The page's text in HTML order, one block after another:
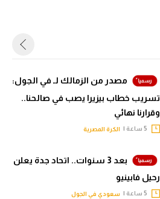
مصدر من الزمالك لـ في الجول:
تسريب خطاب بيزيرا يصب في صالحنا..
وقرارنا نهائي
الكرة المصرية
بعد 3 سنوات.. اتحاد جدة يعلن
رحيل فابينيو
سعودي في الجول